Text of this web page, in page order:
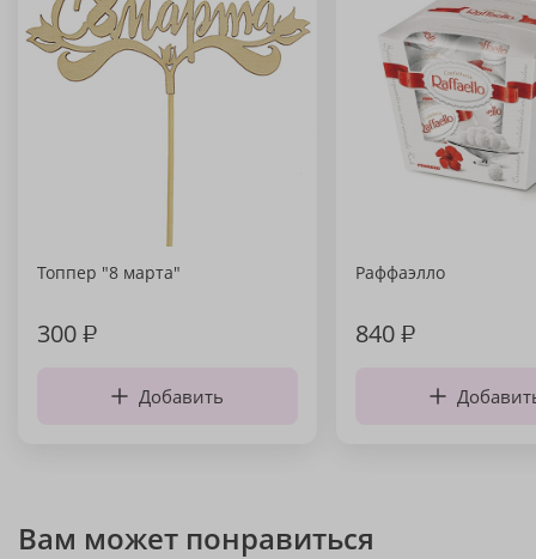
Топпер "8 марта"
300₽
Добавить
Раффаэлло
840₽
Вам может понравиться